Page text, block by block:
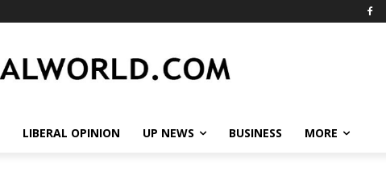
LIBERAL OPINION UP NEWS BUSINESS MORE